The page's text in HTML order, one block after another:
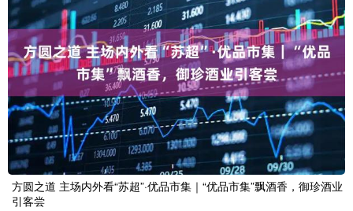
方圆之道 主场内外看“苏超”·优品市集｜“优品市集”飘酒香，御珍酒业
引客尝